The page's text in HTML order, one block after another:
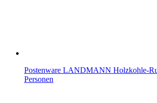
Postenware LANDMANN Holzkohle-
Personen